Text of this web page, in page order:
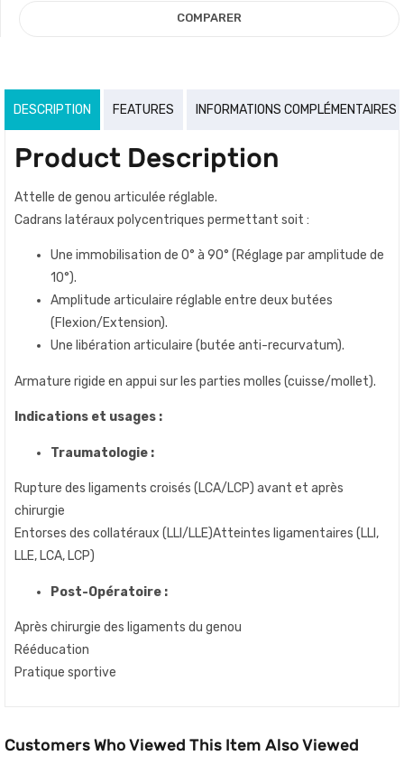
COMPARER
DESCRIPTION FEATURES INFORMATIONS COMPLÉMENTAIRES
Product Description
Attelle de genou articulée réglable.
Cadrans latéraux polycentriques permettant soit :
Une immobilisation de 0° à 90° (Réglage par amplitude de
10°).
Amplitude articulaire réglable entre deux butées
(Flexion/Extension).
Une libération articulaire (butée anti-recurvatum).
Armature rigide en appui sur les parties molles (cuisse/mollet).
Indications et usages :
Traumatologie :
Rupture des ligaments croisés (LCA/LCP) avant et après
chirurgie
Entorses des collatéraux (LLI/LLE)Atteintes ligamentaires (LLI,
LLE, LCA, LCP)
Post-Opératoire :
Après chirurgie des ligaments du genou
Rééducation
Pratique sportive
Customers Who Viewed This Item Also Viewed